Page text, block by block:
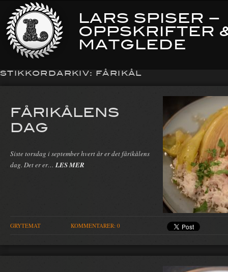
LARS SPISER –
OPPSKRIFTER
MATGLEDE
STIKKORDARKIV: FÅRIKÅL
FÅRIKÅLENS
DAG
Siste torsdag i september hvert år er det fårikålens
dag. Det er er… LES MER
GRYTEMAT KOMMENTARER: 0